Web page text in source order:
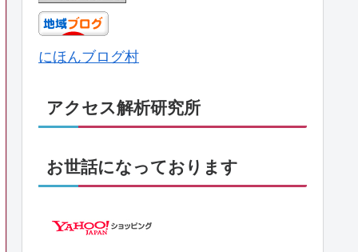
にほんブログ村
アクセス解析研究所
お世話になっております